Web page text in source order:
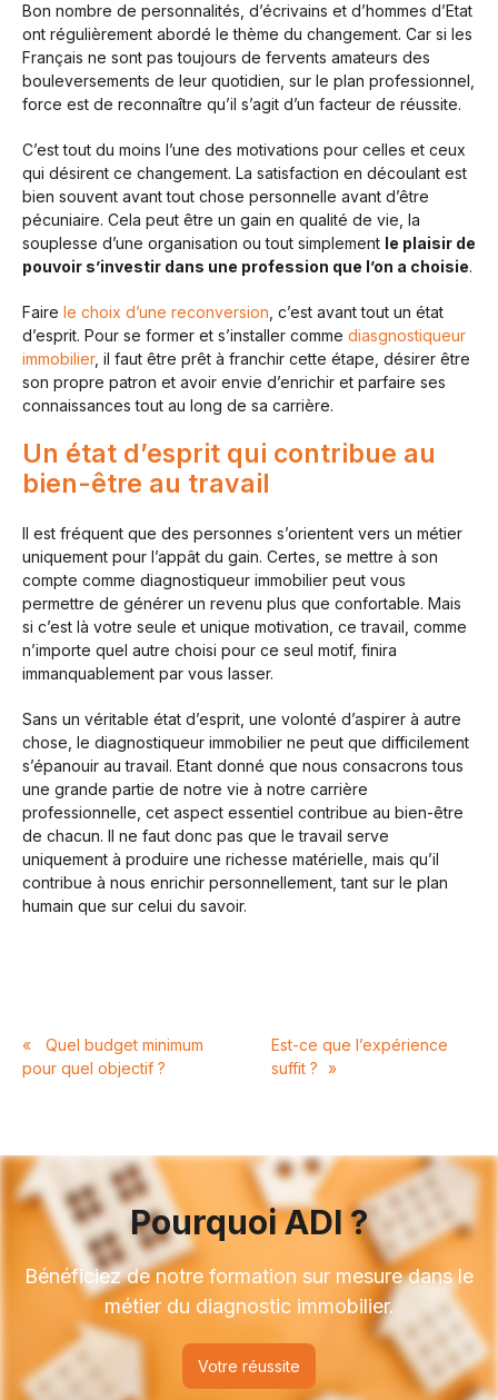
Bon nombre de personnalités, d’écrivains et d’hommes d’Etat
ont régulièrement abordé le thème du changement. Car si les
Français ne sont pas toujours de fervents amateurs des
bouleversements de leur quotidien, sur le plan professionnel,
force est de reconnaître qu’il s’agit d’un facteur de réussite.
C’est tout du moins l’une des motivations pour celles et ceux
qui désirent ce changement. La satisfaction en découlant est
bien souvent avant tout chose personnelle avant d’être
pécuniaire. Cela peut être un gain en qualité de vie, la
souplesse d’une organisation ou tout simplement le plaisir de
pouvoir s’investir dans une profession que l’on a choisie.
Faire le choix d’une reconversion , c’est avant tout un état
d’esprit. Pour se former et s’installer comme diasgnostiqueur
immobilier, il faut être prêt à franchir cette étape, désirer être
son propre patron et avoir envie d’enrichir et parfaire ses
connaissances tout au long de sa carrière.
Un état d’esprit qui contribue au
bien-être au travail
Il est fréquent que des personnes s’orientent vers un métier
uniquement pour l’appât du gain. Certes, se mettre à son
compte comme diagnostiqueur immobilier peut vous
permettre de générer un revenu plus que confortable. Mais
si c’est là votre seule et unique motivation, ce travail, comme
n’importe quel autre choisi pour ce seul motif, finira
immanquablement par vous lasser.
Sans un véritable état d’esprit, une volonté d’aspirer à autre
chose, le diagnostiqueur immobilier ne peut que difficilement
s’épanouir au travail. Etant donné que nous consacrons tous
une grande partie de notre vie à notre carrière
professionnelle, cet aspect essentiel contribue au bien-être
de chacun. Il ne faut donc pas que le travail serve
uniquement à produire une richesse matérielle, mais qu’il
contribue à nous enrichir personnellement, tant sur le plan
humain que sur celui du savoir.
«
Quel budget minimum
pour quel objectif ?
Est-ce que l’expérience
suffit ? »
Pourquoi ADI ?
Bénéficiez de notre formation sur mesure dans le
métier du diagnostic immobilier.
Votre réussite